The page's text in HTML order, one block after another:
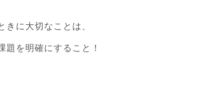
きに大切なことは、
題を明確にすること！